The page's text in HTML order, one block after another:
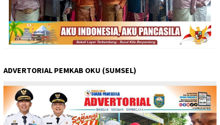
ADVERTORIAL PEMKAB OKU (SUMSEL)